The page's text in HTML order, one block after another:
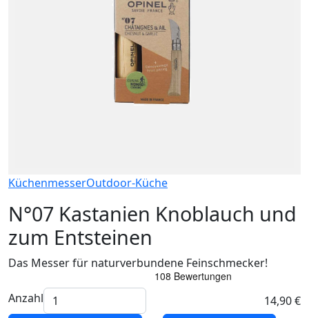
KüchenmesserOutdoor-Küche
N°07 Kastanien Knoblauch und
zum Entsteinen
Das Messer für naturverbundene Feinschmecker!
Anzahl
14,90 €